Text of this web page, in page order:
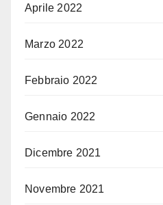
Aprile 2022
Marzo 2022
Febbraio 2022
Gennaio 2022
Dicembre 2021
Novembre 2021